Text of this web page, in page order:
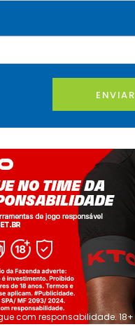
ENVIAR
com responsabilidade. 18+